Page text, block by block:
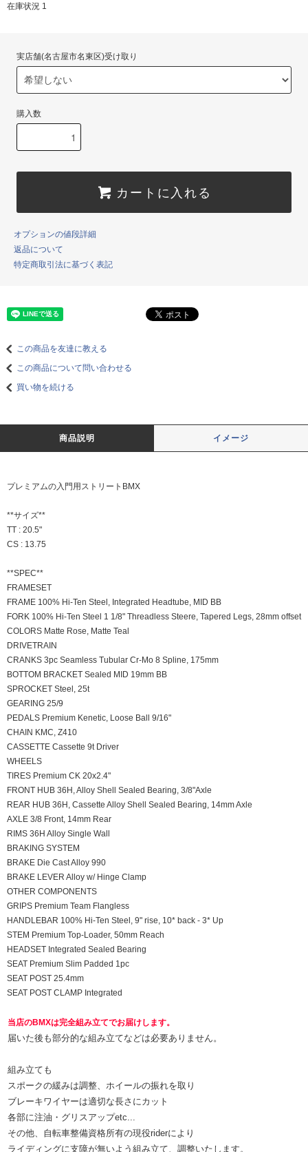
在庫状況 1
実店舗(名古屋市名東区)受け取り
購入数
カートに入れる
オプションの値段詳細
返品について
特定商取引法に基づく表記
この商品を友達に教える
この商品について問い合わせる
買い物を続ける
商品説明 イメージ
プレミアムの入門用ストリートBMX
**サイズ**
TT : 20.5"
CS : 13.75
**SPEC**
FRAMESET
FRAME 100% Hi-Ten Steel, Integrated Headtube, MID BB
FORK 100% Hi-Ten Steel 1 1/8" Threadless Steere, Tapered Legs, 28mm offset
COLORS Matte Rose, Matte Teal
DRIVETRAIN
CRANKS 3pc Seamless Tubular Cr-Mo 8 Spline, 175mm
BOTTOM BRACKET Sealed MID 19mm BB
SPROCKET Steel, 25t
GEARING 25/9
PEDALS Premium Kenetic, Loose Ball 9/16"
CHAIN KMC, Z410
CASSETTE Cassette 9t Driver
WHEELS
TIRES Premium CK 20x2.4"
FRONT HUB 36H, Alloy Shell Sealed Bearing, 3/8"Axle
REAR HUB 36H, Cassette Alloy Shell Sealed Bearing, 14mm Axle
AXLE 3/8 Front, 14mm Rear
RIMS 36H Alloy Single Wall
BRAKING SYSTEM
BRAKE Die Cast Alloy 990
BRAKE LEVER Alloy w/ Hinge Clamp
OTHER COMPONENTS
GRIPS Premium Team Flangless
HANDLEBAR 100% Hi-Ten Steel, 9" rise, 10* back - 3* Up
STEM Premium Top-Loader, 50mm Reach
HEADSET Integrated Sealed Bearing
SEAT Premium Slim Padded 1pc
SEAT POST 25.4mm
SEAT POST CLAMP Integrated
当店のBMXは完全組み立てでお届けします。
届いた後も部分的な組み立てなどは必要ありません。
組み立ても
スポークの緩みは調整、ホイールの振れを取り
ブレーキワイヤーは適切な長さにカット
各部に注油・グリスアップetc...
その他、自転車整備資格所有の現役riderにより
ライディングに支障が無いよう組み立て、調整いたします。